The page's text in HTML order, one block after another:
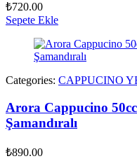
₺720.00
Sepete Ekle
Categories: CAPPUCINO
Arora Cappucino 50cc
Şamandıralı
₺890.00